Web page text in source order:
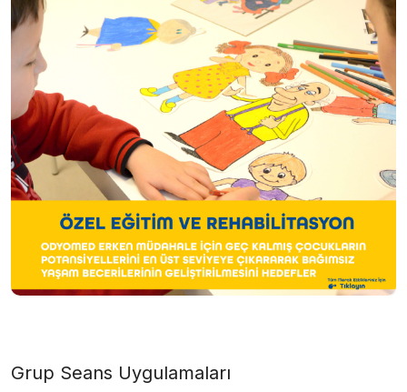
Grup Seans Uygulamaları